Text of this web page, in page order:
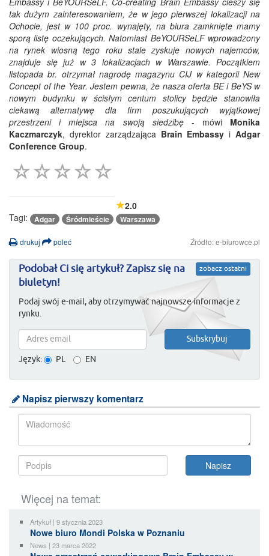
tak dużym zainteresowaniem, że w jego pierwszej lokalizacji na
Ochocie, jest w 100 proc. wynajęty, na biura zamknięte mamy
sporą listę oczekujących. Natomiast BeYOURSeLF wprowadzony
na rynek wiosną tego roku stale zyskuje nowych najemców,
znajduje się już w 3 lokalizacjach w Warszawie. Początkiem
listopada br. otrzymał nagrodę magazynu CIJ w kategorii New
Concept of the Year. Jestem pewna, że nasza oferta BE i BeYS w
nowym budynku w ścisłym centum stolicy będzie stanowiła
ciekawą alternatywę dla firm poszukujących wyjątkowej
przestrzeni i miejsca na swoją siedzibę- mówi Monika
Kaczmarczyk, dyrektor zarządzająca Brain Embassy i Adgar
Conference Group.
2.0
Tagi:
Adgar Śródmieście Warszawa
drukuj poleć Źródło: e-biurowce.pl
zobacz ostatni
Podobał Ci się artykuł? Zapisz się na
biuletyn!
Podaj swój e-mail, aby otrzymywać najnowsze informacje z
rynku.
Język: PL EN
Napisz pierwszy komentarz
Więcej na temat:
Artykuł | 9 stycznia 2023
Nowe biuro Mondi Polska w Poznaniu
News | 23 marca 2022